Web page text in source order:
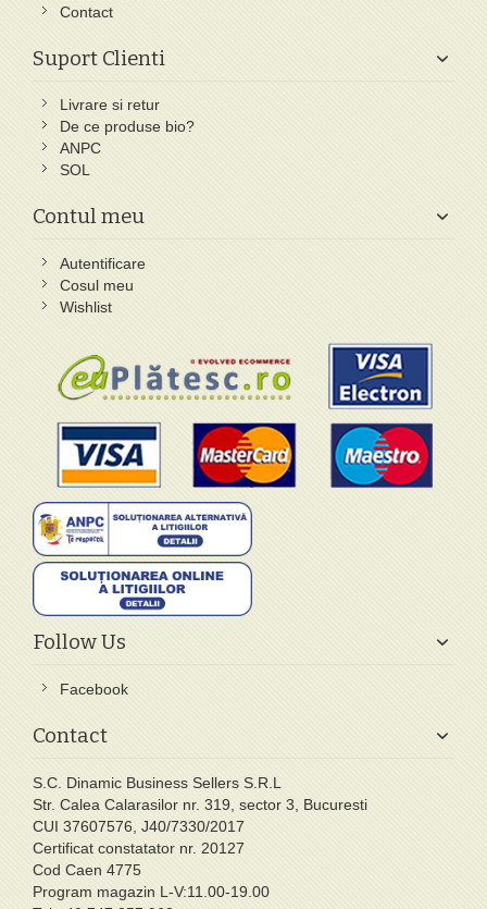
Contact
Suport Clienti
Livrare si retur
De ce produse bio?
ANPC
SOL
Contul meu
Autentificare
Cosul meu
Wishlist
Follow Us
Facebook
Contact
S.C. Dinamic Business Sellers S.R.L
Str. Calea Calarasilor nr. 319, sector 3, Bucuresti
CUI 37607576, J40/7330/2017
Certificat constatator nr. 20127
Cod Caen 4775
Program magazin L-V:11.00-19.00